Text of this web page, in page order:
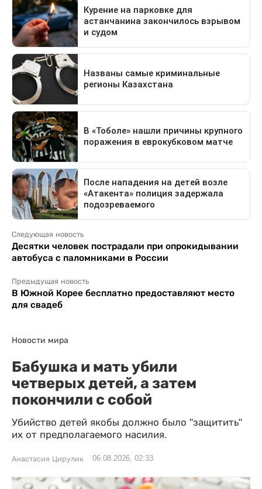
Следующая новость
Десятки человек пострадали при опрокидывании
автобуса с паломниками в России
Предыдущая новость
В Южной Корее бесплатно предоставляют место
для свадеб
Новости мира
Бабушка и мать убили
четверых детей, а затем
покончили с собой
Убийство детей якобы должно было "защитить"
их от предполагаемого насилия.
Анастасия Цирулик 06.08.2026, 02:33